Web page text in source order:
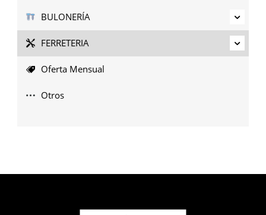
BULONERÍA
FERRETERIA
Oferta Mensual
Otros